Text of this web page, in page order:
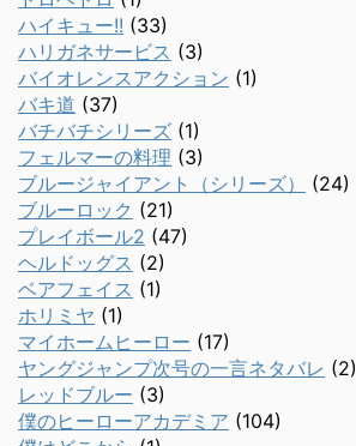
ハイキュー!! (33)
ハリガネサービス (3)
バイオレンスアクション (1)
バキ道 (37)
バチバチシリーズ (1)
フェルマーの料理 (3)
ブルージャイアント（シリーズ）
(24)
ブルーロック (21)
プレイボール2 (47)
ヘルドッグス (2)
ベアフェイス (1)
ホリミヤ (1)
マイホームヒーロー (17)
ヤングジャンプ次号の一言ネタバレ (2)
レッドブルー (3)
僕のヒーローアカデミア (104)